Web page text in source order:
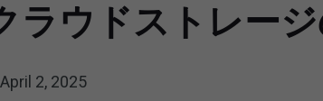
ラウドストレー
April 2, 2025